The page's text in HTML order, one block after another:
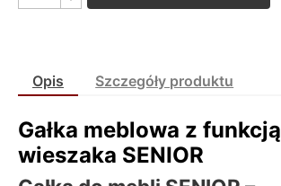
Opis Szczegóły produktu
Gałka meblowa z funkcją
wieszaka SENIOR